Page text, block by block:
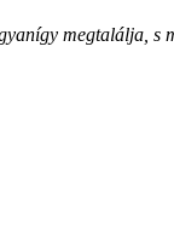
megtalálja,